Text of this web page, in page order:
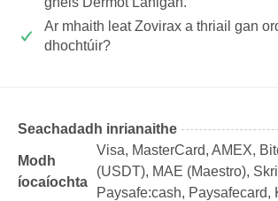
Ar mhaith leat Zovirax a thriail gan
dhochtúir?
Seachadadh inrianaithe
Modh
íocaíochta
Visa, MasterCard, AMEX,
(USDТ), MAE (Maestro),
Paysafe:cash, Paysafecard,